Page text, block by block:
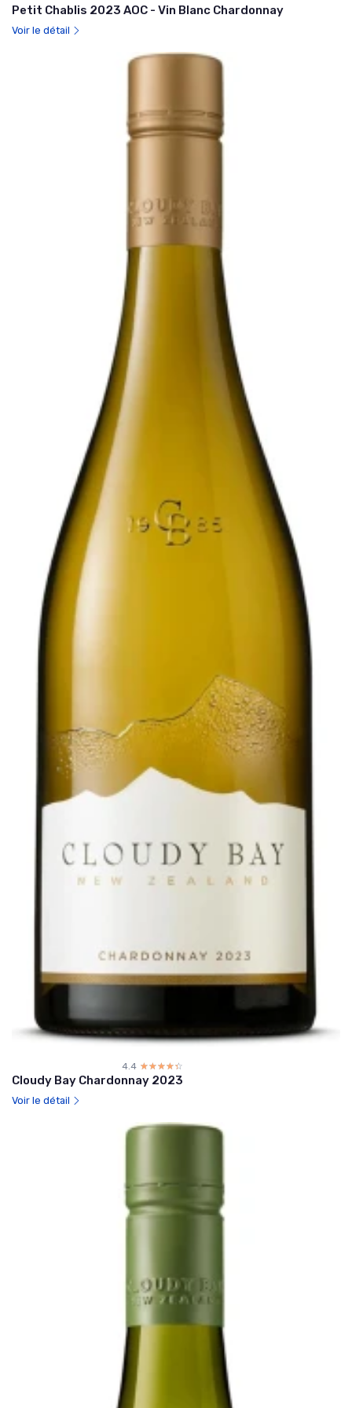
Petit Chablis 2023 AOC - Vin Blanc Chardonnay
Voir le détail
4.4 ☆☆☆☆☆
★★★★★
Cloudy Bay Chardonnay 2023
Voir le détail